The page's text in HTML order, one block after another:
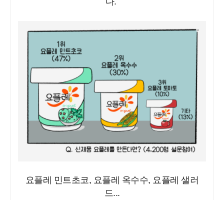
요플레 민트초코, 요플레 옥수수, 요플레 샐러
드...